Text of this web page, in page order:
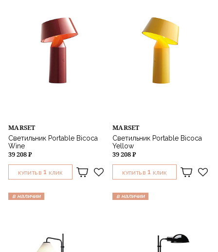
MARSET
Светильник Portable Bicoca
Wine
39 208 ₽
КУПИТЬ В 1 КЛИК
MARSET
Светильник Portable Bicoca
Yellow
39 208 ₽
КУПИТЬ В 1 КЛИК
в наличии в наличии